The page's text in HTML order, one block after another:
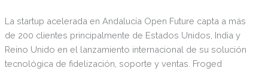
La startup acelerada en Andalucía Open Future capta a más
de 200 clientes principalmente de Estados Unidos, India y
Reino Unido en el lanzamiento internacional de su solución
tecnológica de fidelización, soporte y ventas. Froged